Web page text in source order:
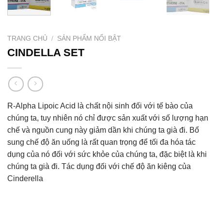
TRANG CHỦ / SẢN PHẨM NỔI BẬT
CINDELLA SET
R-Alpha Lipoic Acid là chất nội sinh đối với tế bào của
chúng ta, tuy nhiên nó chỉ được sản xuất với số lượng hạn
chế và nguồn cung này giảm dần khi chúng ta già đi. Bổ
sung chế độ ăn uống là rất quan trọng để tối đa hóa tác
dụng của nó đối với sức khỏe của chúng ta, đặc biệt là khi
chúng ta già đi. Tác dụng đối với chế độ ăn kiêng của
Cinderella